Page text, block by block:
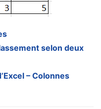
selon deux
– Colonnes